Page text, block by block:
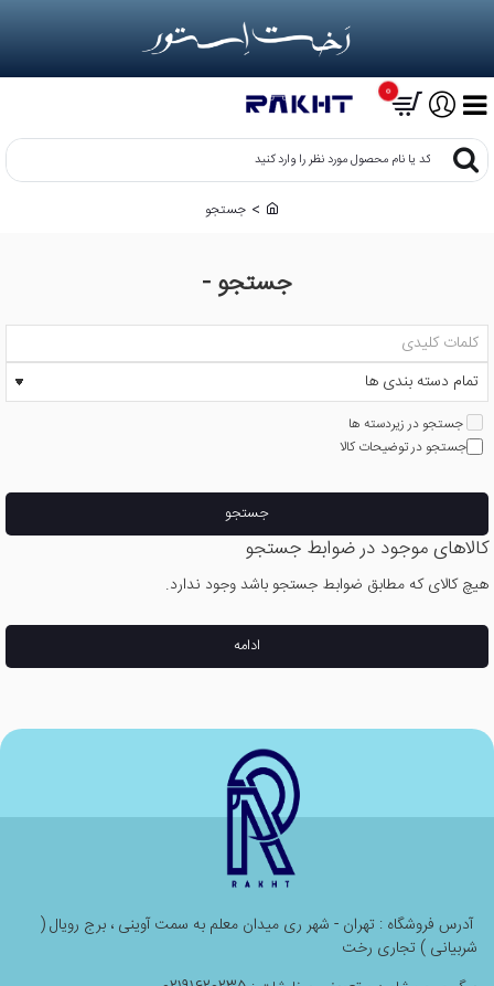
0
کد
کنید
جستجو -
e
جستجو
جستجو در زیردسته ها
جستجو در توضیحات کالا
جستجو
کالاهای موجود در ضوابط جستجو
هیچ کالای که مطابق ضوابط جستجو باشد وجود ندارد.
ادامه
آدرس فروشگاه : تهران - شهر ری میدان معلم به سمت آوینی ، برج رویال (
شربیانی ) تجاری رخت